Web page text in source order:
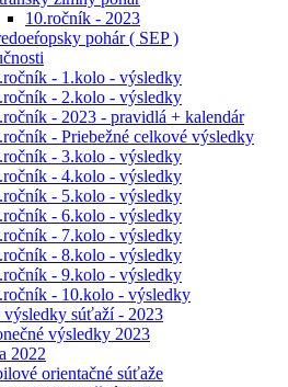
10.ročník - 2023
pohár ( SEP )
- 1.kolo - výsledky
- 2.kolo - výsledky
- 2023 - pravidlá + kalendár
- Priebežné celkové výsledky
- 3.kolo - výsledky
- 4.kolo - výsledky
- 5.kolo - výsledky
- 6.kolo - výsledky
- 7.kolo - výsledky
- 8.kolo - výsledky
- 9.kolo - výsledky
- 10.kolo - výsledky
výsledky súťaží - 2023
výsledky 2023
2022
orientačné súťaže